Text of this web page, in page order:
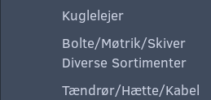
Kuglelejer
Bolte/Møtrik/Skiver
Diverse Sortimenter
Tændrør/Hætte/Kabel